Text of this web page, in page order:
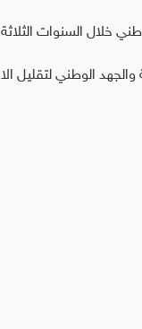
خلال السنوات
والجهد الوطني لتقليل